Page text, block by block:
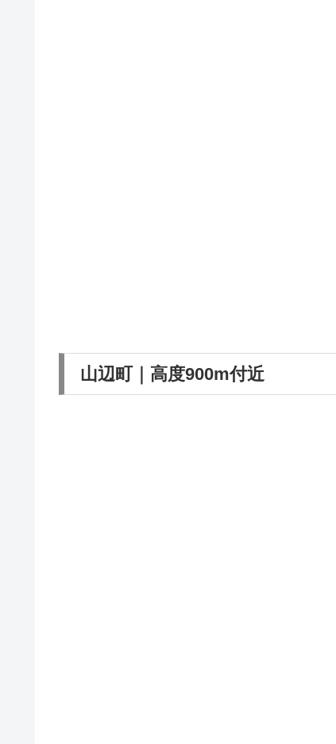
山辺町｜高度900m付近